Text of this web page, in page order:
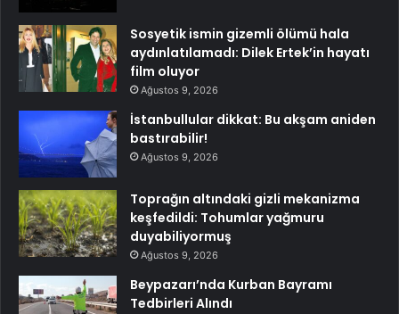
Sosyetik ismin gizemli ölümü hala
aydınlatılamadı: Dilek Ertek’in hayatı
film oluyor
Ağustos 9, 2026
İstanbullular dikkat: Bu akşam aniden
bastırabilir!
Ağustos 9, 2026
Toprağın altındaki gizli mekanizma
keşfedildi: Tohumlar yağmuru
duyabiliyormuş
Ağustos 9, 2026
Beypazarı’nda Kurban Bayramı
Tedbirleri Alındı